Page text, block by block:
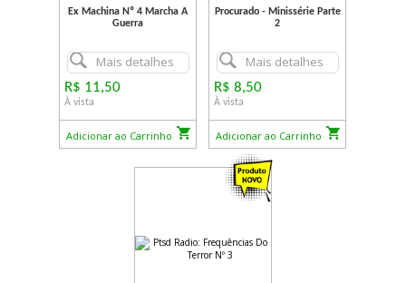
Ex Machina Nº 4 Marcha A
Guerra
Mais detalhes
R$ 11,50
À vista
Adicionar ao Carrinho
Procurado - Minissérie Parte
2
Mais detalhes
R$ 8,50
À vista
Adicionar ao Carrinho